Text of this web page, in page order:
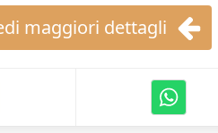
maggiori dettagli